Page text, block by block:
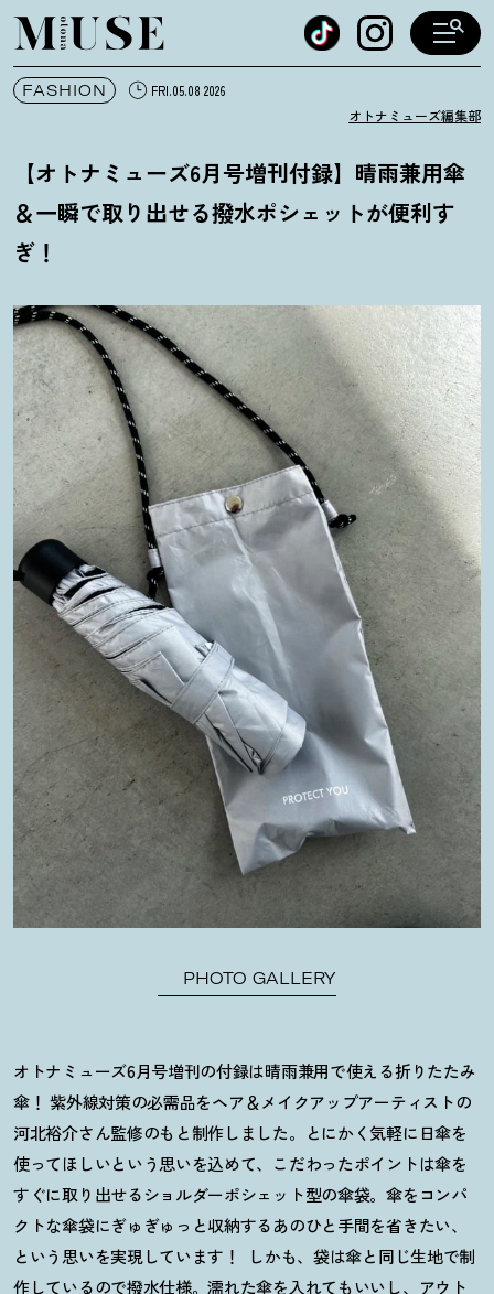
オトナミューズ ウェブ
FASHION FRI.05.08 2026
オトナミューズ編集部
【オトナミューズ6月号増刊付録】晴雨兼用傘
＆一瞬で取り出せる撥水ポシェットが便利す
ぎ ！
PHOTO GALLERY
オトナミューズ6月号増刊の付録は晴雨兼用で使える折りたたみ
傘！ 紫外線対策の必需品をヘア＆メイクアップアーティストの
河北裕介さん監修のもと制作しました。とにかく気軽に日傘を
使ってほしいという思いを込めて、こだわったポイントは傘を
すぐに取り出せるショルダーポシェット型の傘袋。傘をコンパ
クトな傘袋にぎゅぎゅっと収納するあのひと手間を省きたい、
という思いを実現しています ！
しかも、袋は傘と同じ生地で制
作しているので撥水仕様。濡れた傘を入れてもいいし、アウト